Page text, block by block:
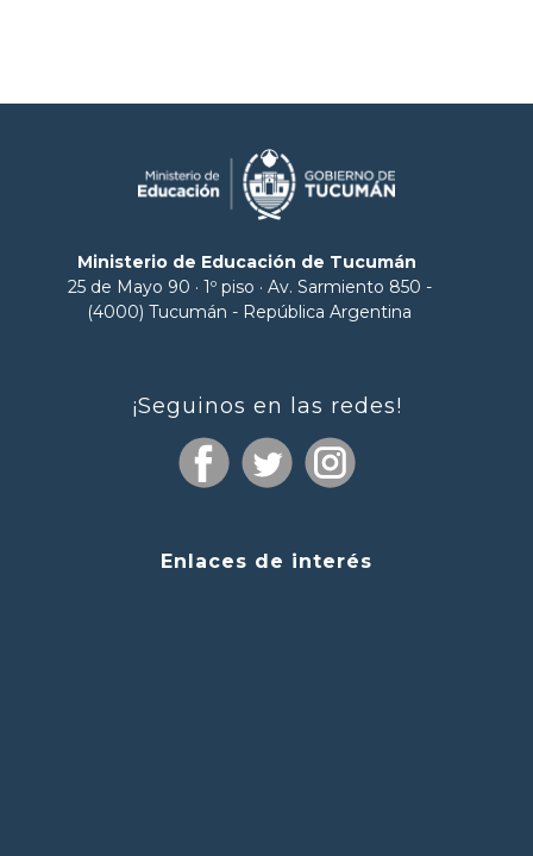
Ministerio de Educación de Tucumán
25 de Mayo 90 · 1º piso · Av. Sarmiento 850 -
(4000) Tucumán - República Argentina
¡Seguinos en las redes!
Enlaces de interés